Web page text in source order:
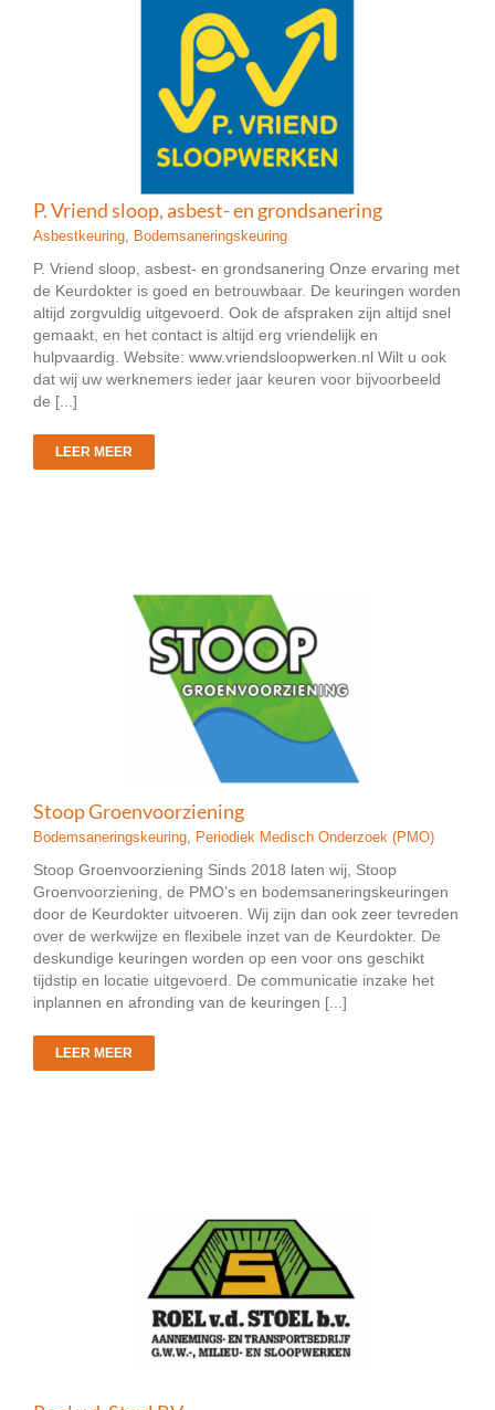
P. Vriend sloop, asbest- en grondsanering
Asbestkeuring, Bodemsaneringskeuring
P. Vriend sloop, asbest- en grondsanering Onze ervaring met
de Keurdokter is goed en betrouwbaar. De keuringen worden
altijd zorgvuldig uitgevoerd. Ook de afspraken zijn altijd snel
gemaakt, en het contact is altijd erg vriendelijk en
hulpvaardig. Website: www.vriendsloopwerken.nl Wilt u ook
dat wij uw werknemers ieder jaar keuren voor bijvoorbeeld
de [...]
LEER MEER
Stoop Groenvoorziening
Bodemsaneringskeuring, Periodiek Medisch Onderzoek (PMO)
Stoop Groenvoorziening Sinds 2018 laten wij, Stoop
Groenvoorziening, de PMO’s en bodemsaneringskeuringen
door de Keurdokter uitvoeren. Wij zijn dan ook zeer tevreden
over de werkwijze en flexibele inzet van de Keurdokter. De
deskundige keuringen worden op een voor ons geschikt
tijdstip en locatie uitgevoerd. De communicatie inzake het
inplannen en afronding van de keuringen [...]
LEER MEER